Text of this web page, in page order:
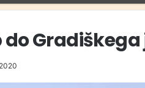
do